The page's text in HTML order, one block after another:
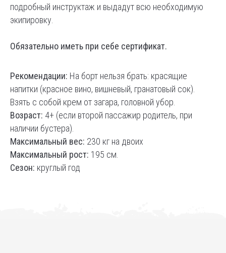
подробный инструктаж и выдадут всю необходимую
экипировку.
Обязательно иметь при себе сертификат.
Рекомендации: На борт нельзя брать: красящие
напитки (красное вино, вишневый, гранатовый сок).
Взять с собой крем от загара, головной убор.
Возраст: 4+ (если второй пассажир родитель, при
наличии бустера).
Максимальный вес: 230 кг на двоих
Максимальный рост: 195 см.
Сезон: круглый год